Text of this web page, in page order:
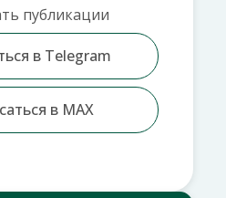
публикации
в Telegram
в MAX